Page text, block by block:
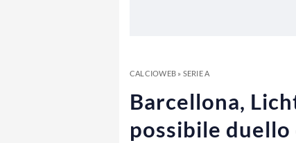
CALCIOWEB» SERIE A
Barcellona,
possibile duello